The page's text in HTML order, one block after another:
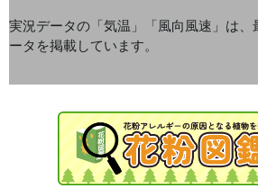
実況データの「気温」「風向風速」は、
ータを掲載しています。